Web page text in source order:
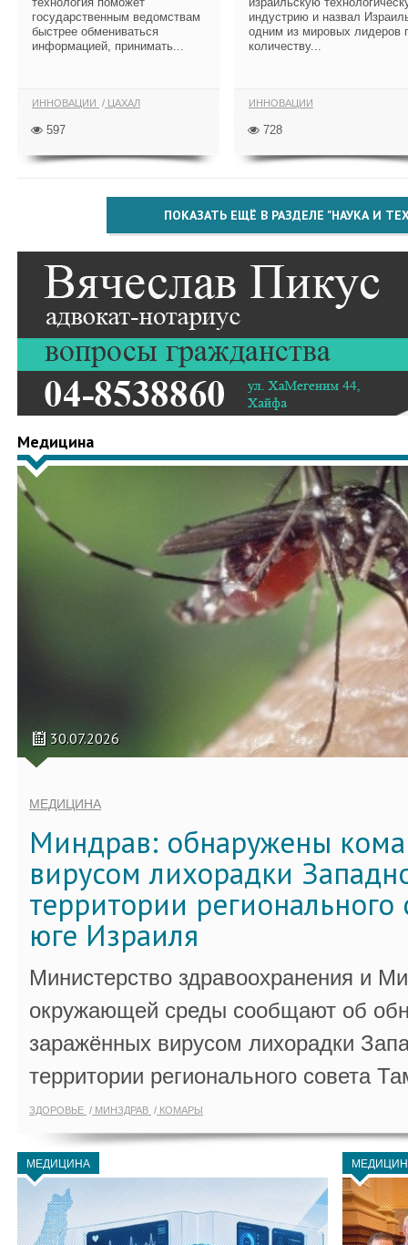
государственным ведомствам
быстрее обмениваться
информацией, принимать...
ИННОВАЦИИ ЦАХАЛ
597
индустрию и назвал
одним из мировых лидеров
количеству...
ИННОВАЦИИ
728
ПОКАЗАТЬ ЕЩЁ В РАЗДЕЛЕ "НАУКА И
Медицина
30.07.2026
МЕДИЦИНА
Миндрав: обнаружены
вирусом лихорадки
территории регионального
юге Израиля
Министерство здравоохранения и
окружающей среды сообщают об
заражённых вирусом лихорадки
территории регионального совета
ЗДОРОВЬЕ МИНЗДРАВ КОМАРЫ
МЕДИЦИНА